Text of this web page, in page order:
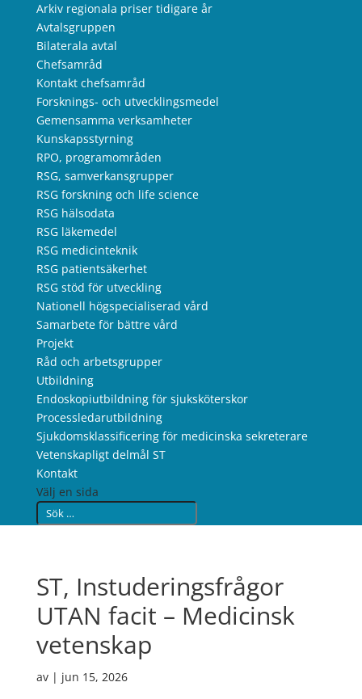
Arkiv regionala priser tidigare år
Avtalsgruppen
Bilaterala avtal
Chefsamråd
Kontakt chefsamråd
Forsknings- och utvecklingsmedel
Gemensamma verksamheter
Kunskapsstyrning
RPO, programområden
RSG, samverkansgrupper
RSG forskning och life science
RSG hälsodata
RSG läkemedel
RSG medicinteknik
RSG patientsäkerhet
RSG stöd för utveckling
Nationell högspecialiserad vård
Samarbete för bättre vård
Projekt
Råd och arbetsgrupper
Utbildning
Endoskopiutbildning för sjuksköterskor
Processledarutbildning
Sjukdomsklassificering för medicinska sekreterare
Vetenskapligt delmål ST
Kontakt
Välj en sida
ST, Instuderingsfrågor
UTAN facit – Medicinsk
vetenskap
av | jun 15, 2026